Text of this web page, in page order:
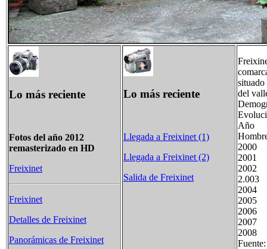
Lo más reciente
Fotos del año 2012
remasterizado en HD
Freixinet
Freixinet
Detalles de Freixinet
Panorámicas de Freixinet
Lo más reciente
Llegada a Freixinet (1)
Llegada a Freixinet (2)
Salida de Freixinet
del
Año